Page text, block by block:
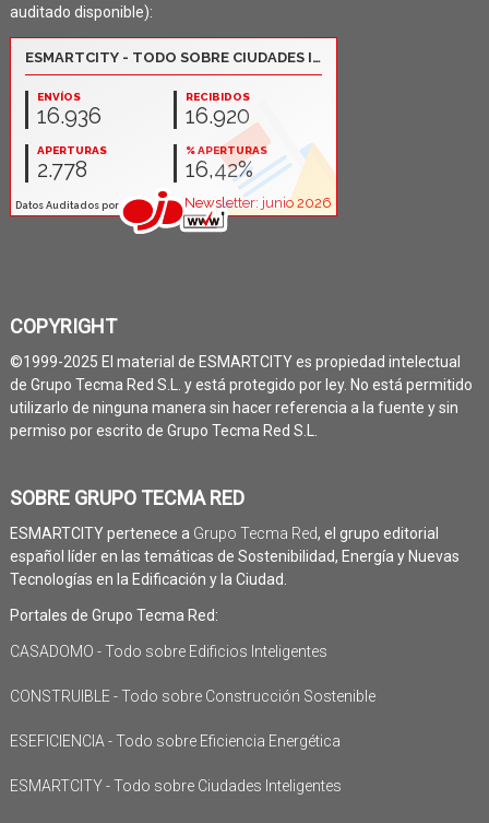
auditado disponible):
COPYRIGHT
©1999-2025 El material de ESMARTCITY es propiedad intelectual
de Grupo Tecma Red S.L. y está protegido por ley. No está permitido
utilizarlo de ninguna manera sin hacer referencia a la fuente y sin
permiso por escrito de Grupo Tecma Red S.L.
SOBRE GRUPO TECMA RED
ESMARTCITY pertenece a Grupo Tecma Red, el grupo editorial
español líder en las temáticas de Sostenibilidad, Energía y Nuevas
Tecnologías en la Edificación y la Ciudad.
Portales de Grupo Tecma Red:
CASADOMO - Todo sobre Edificios Inteligentes
CONSTRUIBLE - Todo sobre Construcción Sostenible
ESEFICIENCIA - Todo sobre Eficiencia Energética
ESMARTCITY - Todo sobre Ciudades Inteligentes